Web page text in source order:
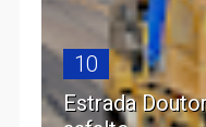
10
Estrada